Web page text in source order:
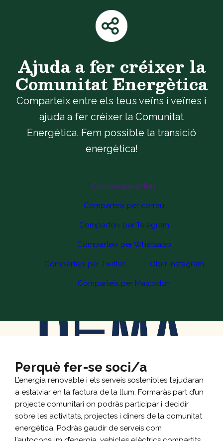
Ajuda a fer créixer la
Comunitat Energètica
Comparteix entre els teus veïns i veïnes i
ajuda a fer créixer la Comunitat
Energètica. Fem possible la transició
energètica!
Comparteix enllaç
Comparteix per correu
Comparteix per Telegram
Comparteix per Whatsapp
Comparteix per Twitter Obrir Instagram
Comparteix per Mastodon
Perquè fer-se soci/a
L’energia renovable i els serveis sostenibles t’ajudaran
a estalviar en la factura de la llum. Formaràs part d’un
projecte comunitari on podràs participar i decidir
sobre les activitats, projectes i diners de la comunitat
energètica. Podràs gaudir de serveis com